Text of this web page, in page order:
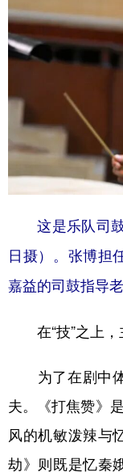
这是乐队司鼓
日摄）。张博担
嘉益的司鼓指导
在“技”之上，
为了在剧中体
夫。《打焦赞》
风的机敏泼辣与
劫》则既是忆秦